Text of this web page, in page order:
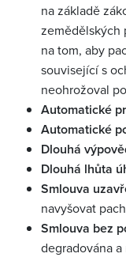
na základě
zemědělských
na tom, aby
související s
neohrožoval
Automatické
Automatické
Dlouhá
Dlouhá lhůta
Smlouva
navyšovat
Smlouva bez
degradována